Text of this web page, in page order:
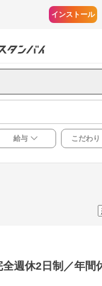
インストール
給与 こだわり
週休2日制／年間